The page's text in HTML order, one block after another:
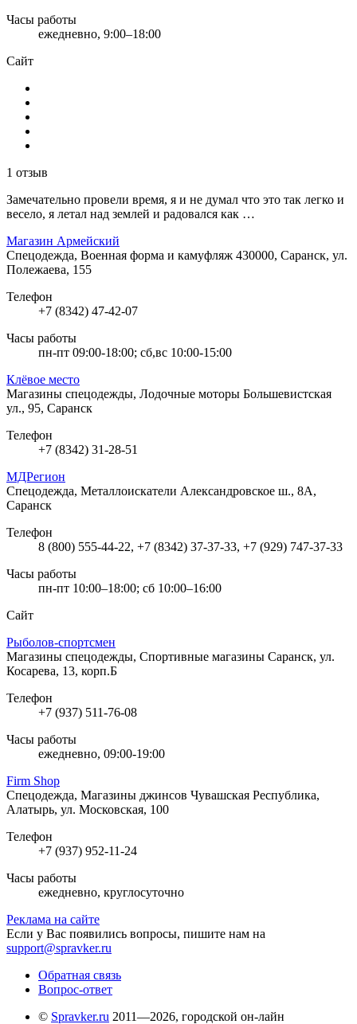
Часы работы
ежедневно, 9:00–18:00
Сайт
1 отзыв
Замечательно провели время, я и не думал что это так легко и
весело, я летал над землей и радовался как …
Магазин Армейский
Спецодежда, Военная форма и камуфляж 430000, Саранск, ул.
Полежаева, 155
Телефон
+7 (8342) 47-42-07
Часы работы
пн-пт 09:00-18:00; сб,вс 10:00-15:00
Клёвое место
Магазины спецодежды, Лодочные моторы Большевистская
ул., 95, Саранск
Телефон
+7 (8342) 31-28-51
МДРегион
Спецодежда, Металлоискатели Александровское ш., 8А,
Саранск
Телефон
8 (800) 555-44-22, +7 (8342) 37-37-33, +7 (929) 747-37-33
Часы работы
пн-пт 10:00–18:00; сб 10:00–16:00
Сайт
Рыболов-спортсмен
Магазины спецодежды, Спортивные магазины Саранск, ул.
Косарева, 13, корп.Б
Телефон
+7 (937) 511-76-08
Часы работы
ежедневно, 09:00-19:00
Firm Shop
Спецодежда, Магазины джинсов Чувашская Республика,
Алатырь, ул. Московская, 100
Телефон
+7 (937) 952-11-24
Часы работы
ежедневно, круглосуточно
Реклама на сайте
Если у Вас появились вопросы, пишите нам на
support@spravker.ru
Обратная связь
Вопрос-ответ
© Spravker.ru 2011—2026, городской он-лайн